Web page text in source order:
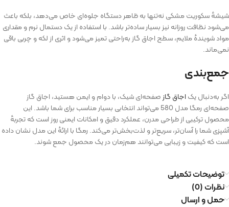
شیشه‌ٔ سکوریت مشکی نه‌تنها به ظاهر دستگاه جلوه‌ای خاص می‌دهد، بلکه باعث
می‌شود نظافت روزانه نیز بسیار ساده‌تر باشد. با استفاده از یک دستمال نرم و مقداری
مواد شوینده‌ٔ ملایم، سطح اجاق‌ گاز به‌راحتی تمیز می‌شود و اثری از لکه و چربی باقی
نمی‌ماند.
جمع‌بندی
اگر به‌دنبال یکاجاق‌ گاز صفحه‌ای شیک، با دوام و ایمن هستید، اجاق‌ گاز
صفحه‌ای رمگا مدل 580 می‌تواند انتخابی بسیار مناسب برای شما باشد. این
محصول ترکیبی از طراحی مدرن، عملکرد دقیق و امکانات ایمنی روز است که تجربه‌ٔ
آشپزی شما را آسان‌تر، سریع‌تر و لذت‌بخش‌تر می‌کند. رمگا با ارائه‌ٔ این مدل نشان داده
است که کیفیت و زیبایی می‌توانند هم‌زمان در یک محصول جمع شوند.
توضیحات تکمیلی
نظرات (0)
حمل و ارسال